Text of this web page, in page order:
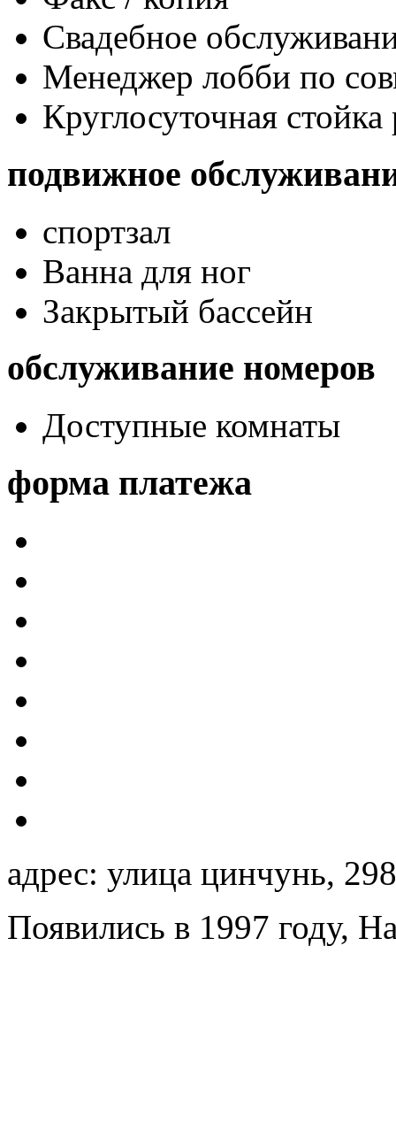
Свадебное
Менеджер лобби по
Круглосуточная стойка
подвижное
спортзал
Ванна для ног
Закрытый бассейн
обслуживание номеров
Доступные комнаты
форма платежа
адрес: улица цинчунь, 298
Появились в 1997 году,